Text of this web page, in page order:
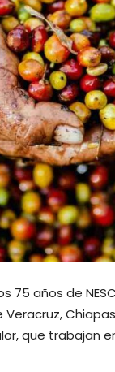
75 años de
que trabajan